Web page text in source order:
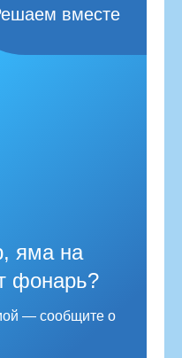
вместе
яма на
фонарь?
— сообщите о